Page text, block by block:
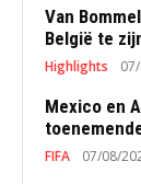
Van
België te
Highlights
Mexico en
FIFA 07/08/